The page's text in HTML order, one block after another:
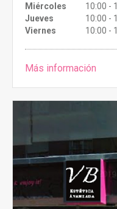
Miércoles
10:00 -
Jueves
10:00 -
Viernes
10:00 -
Más información